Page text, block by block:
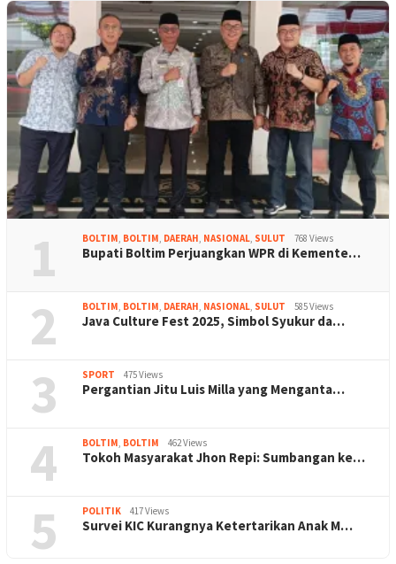
1 BOLTIM, BOLTIM, DAERAH, NASIONAL, SULUT 768 Views
Bupati Boltim Perjuangkan WPR di Kemente…
2 BOLTIM, BOLTIM, DAERAH, NASIONAL, SULUT 585 Views
Java Culture Fest 2025, Simbol Syukur da…
3 SPORT 475 Views
Pergantian Jitu Luis Milla yang Menganta…
4 BOLTIM, BOLTIM 462 Views
Tokoh Masyarakat Jhon Repi: Sumbangan ke…
5 POLITIK 417 Views
Survei KIC Kurangnya Ketertarikan Anak M…